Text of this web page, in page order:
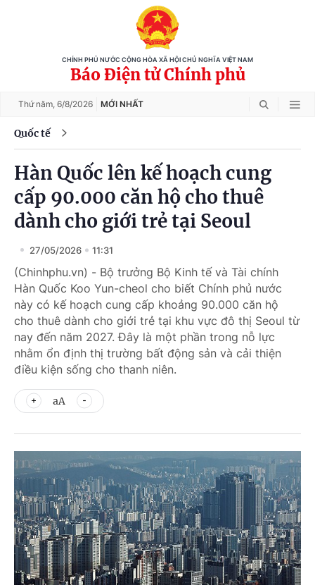
CHÍNH PHỦ NƯỚC CỘNG HÒA XÃ HỘI CHỦ NGHĨA VIỆT NAM
Báo Điện tử Chính phủ
Thứ năm, 6/8/2026 MỚI NHẤT
Quốc tế
Hàn Quốc lên kế hoạch cung
cấp 90.000 căn hộ cho thuê
dành cho giới trẻ tại Seoul
27/05/2026 11:31
(Chinhphu.vn) - Bộ trưởng Bộ Kinh tế và Tài chính
Hàn Quốc Koo Yun-cheol cho biết Chính phủ nước
này có kế hoạch cung cấp khoảng 90.000 căn hộ
cho thuê dành cho giới trẻ tại khu vực đô thị Seoul từ
nay đến năm 2027. Đây là một phần trong nỗ lực
nhằm ổn định thị trường bất động sản và cải thiện
điều kiện sống cho thanh niên.
aA